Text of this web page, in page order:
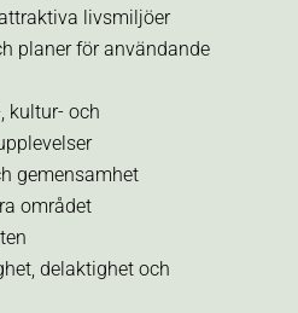
livsmiljöer
planer för användande
kultur- och
gemensamhet
området
delaktighet och